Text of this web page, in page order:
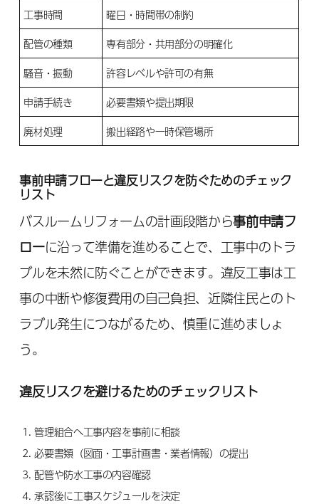
工事時間
曜日・時間帯の制約
配管の種類
専有部分・共用部分の明確化
騒音・振動
許容レベルや許可の有無
申請手続き
必要書類や提出期限
廃材処理
搬出経路や一時保管場所
事前申請フローと違反リスクを防ぐためのチェック
リスト
バスルームリフォームの計画段階から事前申請フ
ローに沿って準備を進めることで、工事中のトラ
ブルを未然に防ぐことができます。違反工事は工
事の中断や修復費用の自己負担、近隣住民とのト
ラブル発生につながるため、慎重に進めましょ
う。
違反リスクを避けるためのチェックリスト
管理組合へ工事内容を事前に相談
必要書類（図面・工事計画書・業者情報）の提出
配管や防水工事の内容確認
承認後に工事スケジュールを決定